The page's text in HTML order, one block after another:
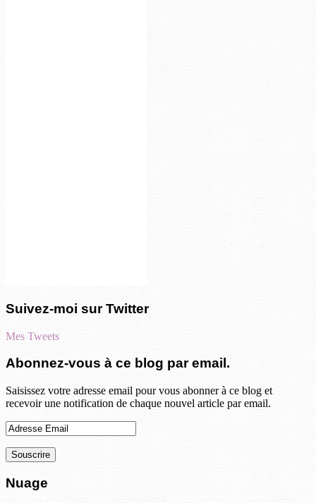
Suivez-moi sur Twitter
Mes Tweets
Abonnez-vous à ce blog par email.
Saisissez votre adresse email pour vous abonner à ce blog et
recevoir une notification de chaque nouvel article par email.
Nuage